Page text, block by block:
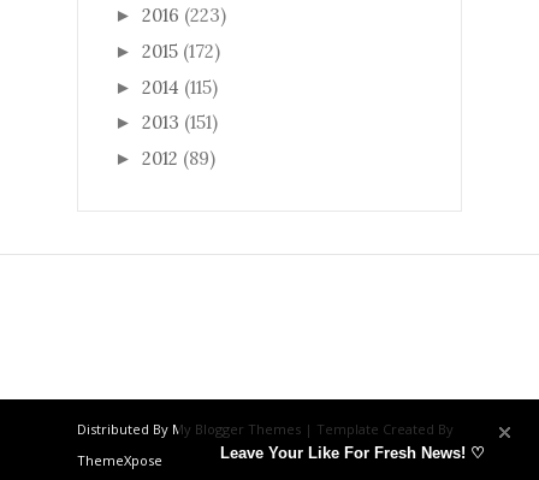
► 2016 (223)
► 2015 (172)
► 2014 (115)
► 2013 (151)
► 2012 (89)
Distributed By My Blogger Themes | Template Created By
ThemeXpose
Leave Your Like For Fresh News! ♡